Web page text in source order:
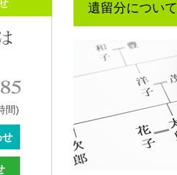
遺留分について
間)
せ